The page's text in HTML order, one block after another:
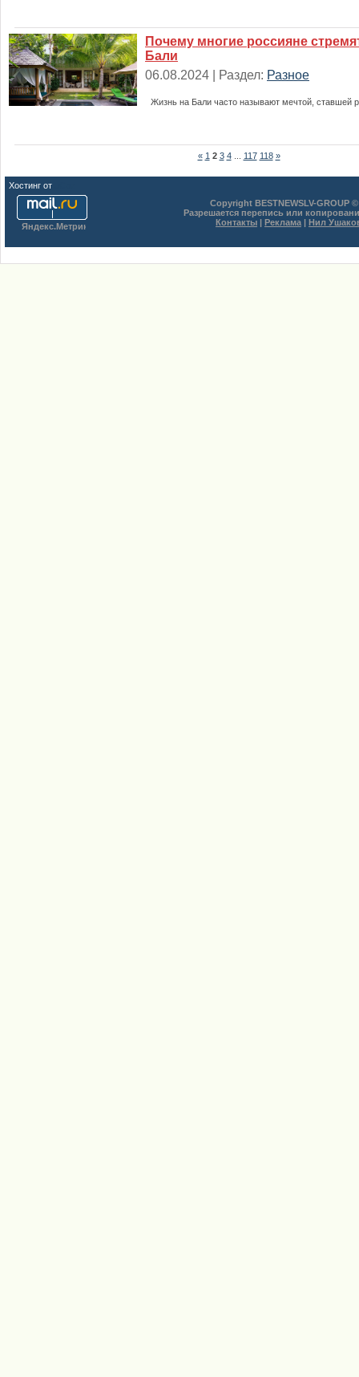
Почему многие россияне
Бали
06.08.2024 | Раздел: Разное
Жизнь на Бали часто называют мечтой, ставшей
« 1 2 3 4 117 118 »
Хостинг от
Copyright BESTNEWSLV-GROUP
Разрешается перепись или
Контакты | Реклама | Нил